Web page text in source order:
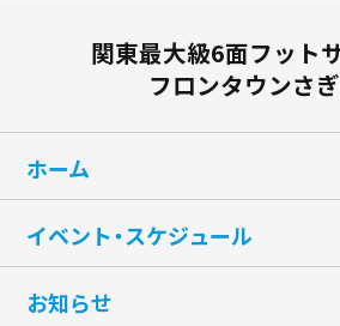
関東最大級6面フット
フロンタウンさ
ホーム
イベント・スケジュール
お知らせ